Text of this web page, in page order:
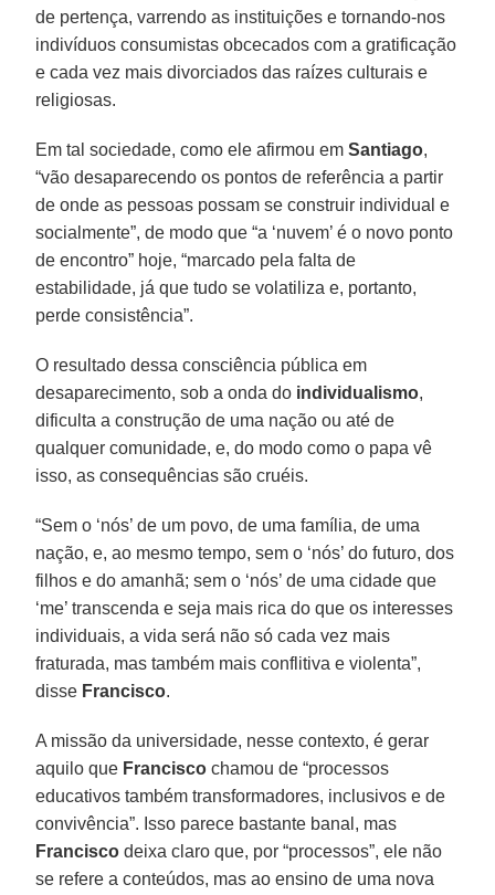
de pertença, varrendo as instituições e tornando-nos
indivíduos consumistas obcecados com a gratificação
e cada vez mais divorciados das raízes culturais e
religiosas.
Em tal sociedade, como ele afirmou emSantiago,
“vão desaparecendo os pontos de referência a partir
de onde as pessoas possam se construir individual e
socialmente”, de modo que “a ‘nuvem’ é o novo ponto
de encontro” hoje, “marcado pela falta de
estabilidade, já que tudo se volatiliza e, portanto,
perde consistência”.
O resultado dessa consciência pública em
desaparecimento, sob a onda do individualismo,
dificulta a construção de uma nação ou até de
qualquer comunidade, e, do modo como o papa vê
isso, as consequências são cruéis.
“Sem o ‘nós’ de um povo, de uma família, de uma
nação, e, ao mesmo tempo, sem o ‘nós’ do futuro, dos
filhos e do amanhã; sem o ‘nós’ de uma cidade que
‘me’ transcenda e seja mais rica do que os interesses
individuais, a vida será não só cada vez mais
fraturada, mas também mais conflitiva e violenta”,
disse Francisco.
A missão da universidade, nesse contexto, é gerar
aquilo que Francisco chamou de “processos
educativos também transformadores, inclusivos e de
convivência”. Isso parece bastante banal, mas
Francisco deixa claro que, por “processos”, ele não
se refere a conteúdos, mas ao ensino de uma nova